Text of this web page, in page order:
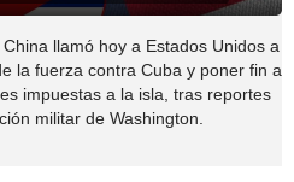
llamó hoy a Estados Unidos a
la fuerza contra Cuba y poner fin a
impuestas a la isla, tras reportes
militar de Washington.